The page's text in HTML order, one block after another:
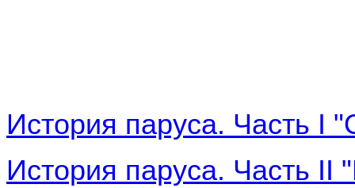
История паруса. Часть I
История паруса. Часть II